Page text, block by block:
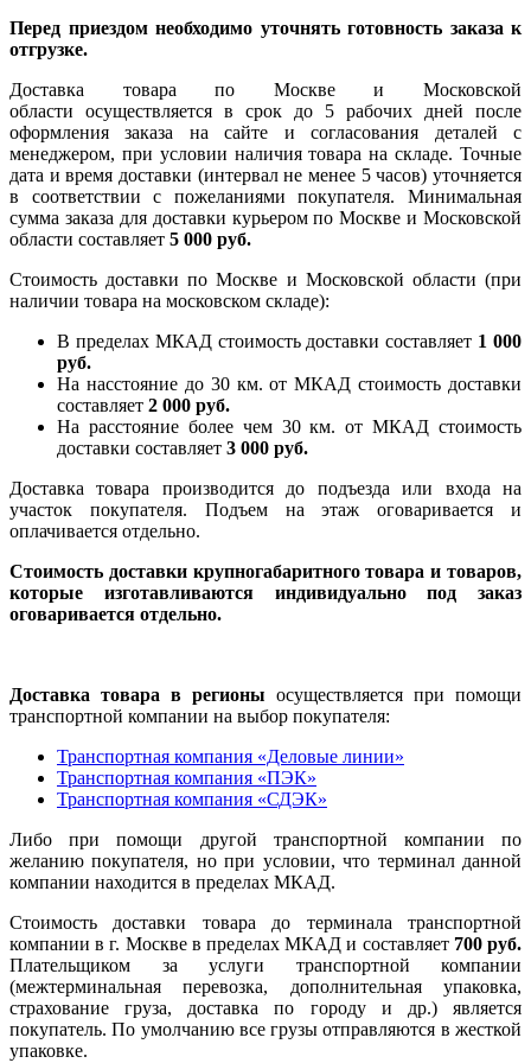
Перед приездом необходимо уточнять готовность заказа к
отгрузке.
Доставка товара по Москве и Московской
области осуществляется в срок до 5 рабочих дней после
оформления заказа на сайте и согласования деталей с
менеджером, при условии наличия товара на складе. Точные
дата и время доставки (интервал не менее 5 часов) уточняется
в соответствии с пожеланиями покупателя. Минимальная
сумма заказа для доставки курьером по Москве и Московской
области составляет 5 000 руб.
Стоимость доставки по Москве и Московской области (при
наличии товара на московском складе):
В пределах МКАД стоимость доставки составляет 1 000
руб.
На насcтояние до 30 км. от МКАД стоимость доставки
составляет 2 000 руб.
На расстояние более чем 30 км. от МКАД стоимость
доставки составляет 3 000 руб.
Доставка товара производится до подъезда или входа на
участок покупателя. Подъем на этаж оговаривается и
оплачивается отдельно.
Стоимость доставки крупногабаритного товара и товаров,
которые изготавливаются индивидуально под заказ
оговаривается отдельно.
Доставка товара в регионы осуществляется при помощи
транспортной компании на выбор покупателя:
Транспортная компания «Деловые линии»
Транспортная компания «ПЭК»
Транспортная компания «СДЭК»
Либо при помощи другой транспортной компании по
желанию покупателя, но при условии, что терминал данной
компании находится в пределах МКАД.
Стоимость доставки товара до терминала транспортной
компании в г. Москве в пределах МКАД и составляет 700 руб.
Плательщиком за услуги транспортной компании
(межтерминальная перевозка, дополнительная упаковка,
страхование груза, доставка по городу и др.) является
покупатель. По умолчанию все грузы отправляются в жесткой
упаковке.